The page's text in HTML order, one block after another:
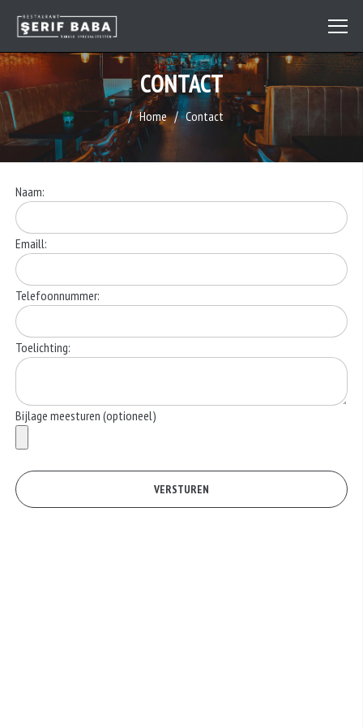
CONTACT
Home Contact
Naam:
Emaill:
Telefoonnummer:
Toelichting:
Bijlage meesturen (optioneel)